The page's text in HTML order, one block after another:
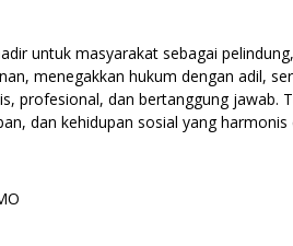
untuk masyarakat sebagai
menegakkan hukum dengan adil,
profesional, dan bertanggung jawab.
dan kehidupan sosial yang